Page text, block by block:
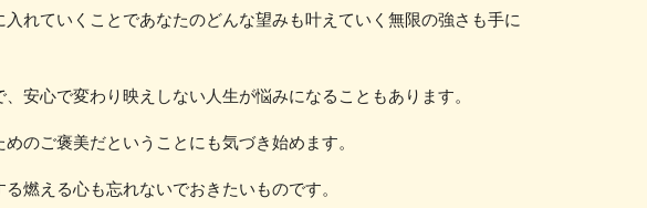
れていくことであなたのどんな望みも叶えていく無限の強さも手に
安心で変わり映えしない人生が悩みになることもあります。
のご褒美だということにも気づき始めます。
燃える心も忘れないでおきたいものです。